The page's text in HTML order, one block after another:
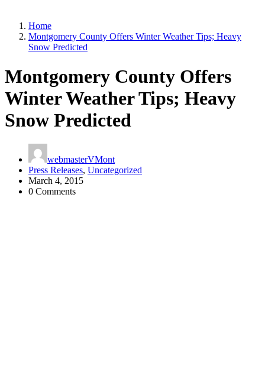
Home
Montgomery County Offers Winter Weather Tips; Heavy
Snow Predicted
Montgomery County Offers
Winter Weather Tips; Heavy
Snow Predicted
webmasterVMont
Press Releases, Uncategorized
March 4, 2015
0 Comments